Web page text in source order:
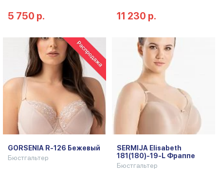
5 750 р. 11 230 р.
GORSENIA R-126 Бежевый
Бюстгальтер
SERMIJA Elisabeth
181(180)-19-L Фраппе
Бюстгальтер